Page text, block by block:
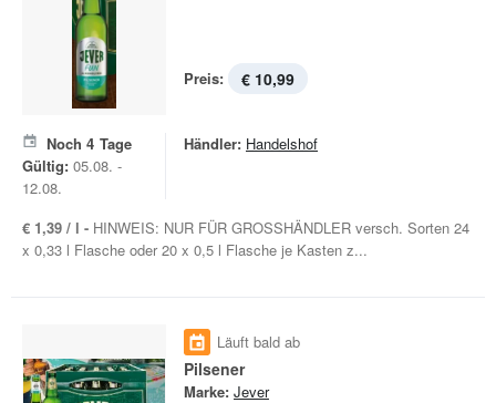
Preis: € 10,99
Noch 4 Tage
Gültig: 05.08. -
12.08.
Händler: Handelshof
€ 1,39 / l - HINWEIS: NUR FÜR GROSSHÄNDLER versch. Sorten 24
x 0,33 l Flasche oder 20 x 0,5 l Flasche je Kasten z...
Läuft bald ab
Pilsener
Marke: Jever